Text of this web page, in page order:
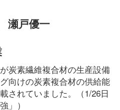
瀬戸優一
炭素繊維複合材の生産設備
向けの炭素複合材の供給能
されていました。（1/26日
」）